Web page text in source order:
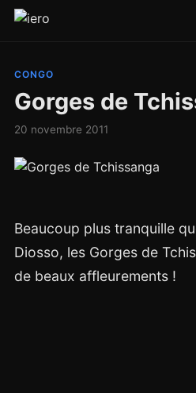
Congo
Hasard
CONGO
Gorges de
20 novembre 2011
Beaucoup plus tranquille
Diosso, les Gorges de
de beaux affleurements !